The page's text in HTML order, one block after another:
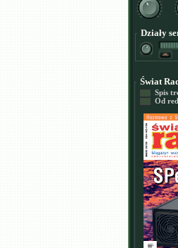
Działy
Świat
Spis
Od